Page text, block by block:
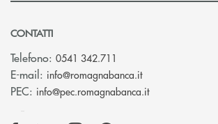
CONTATTI
Telefono: 0541 342.711
E-mail: info@romagnabanca.it(si apre l’app
PEC: info@pec.romagnabanca.it(si apre l’app